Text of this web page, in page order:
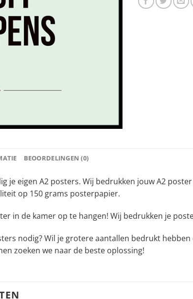
BEOORDELINGEN (0)
je eigen A2 posters. Wij bedrukken jouw A2
op 150 grams posterpapier.
in de kamer op te hangen! Wij bedrukken je
nodig? Wil je grotere aantallen bedrukt
zoeken we naar de beste oplossing!